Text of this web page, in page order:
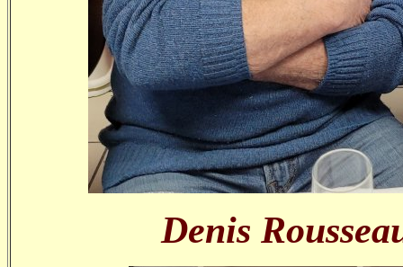
Denis